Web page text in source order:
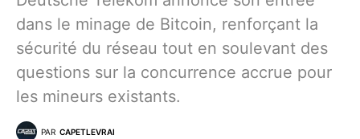
dans le minage de Bitcoin, renforçant la
sécurité du réseau tout en soulevant des
questions sur la concurrence accrue pour
les mineurs existants.
PAR CAPETLEVRAI